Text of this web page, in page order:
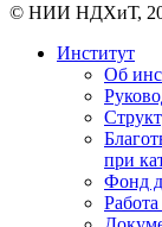
© НИИ НДХиТ,
Институт
Об
при
Фонд